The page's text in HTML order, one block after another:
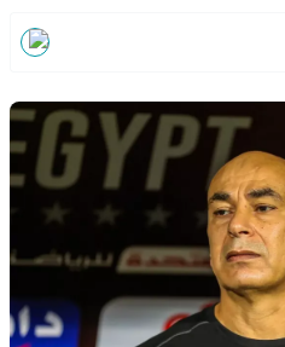
ضدریزش موی گیاهی در صدا وسیما